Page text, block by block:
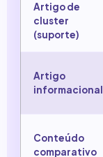
Artigo de
cluster
(suporte)
Artigo
informacional
Conteúdo
comparativo